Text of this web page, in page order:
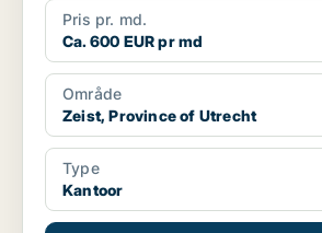
Pris pr. md.
Ca. 600 EUR pr md
Område
Zeist, Province of Utrecht
Type
Kantoor